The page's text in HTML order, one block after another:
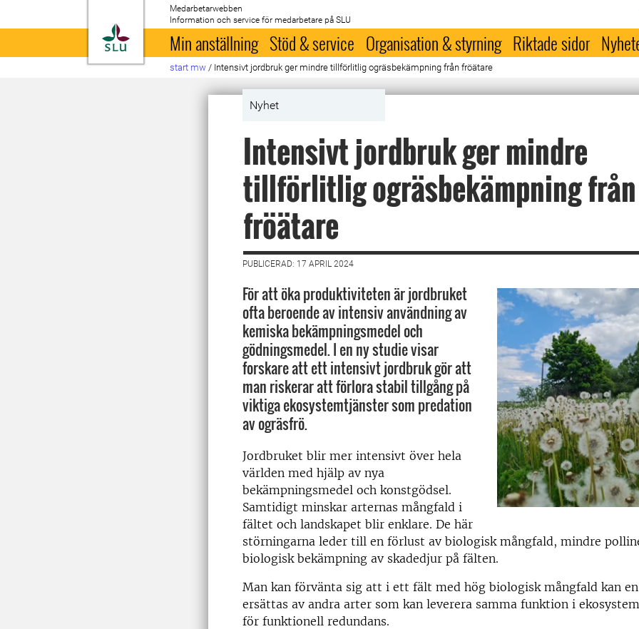
Till startsida
Medarbetarwebben
Information och service för medarbetare på SLU
Min anställning Stöd & service Organisation & styrning Riktade sidor
start mw / Intensivt jordbruk ger mindre tillförlitlig ogräsbekämpning från fröätare
Nyhet
Intensivt jordbruk ger mindre
tillförlitlig ogräsbekämpning från
fröätare
PUBLICERAD: 17 APRIL 2024
För att öka produktiviteten är jordbruket
ofta beroende av intensiv användning av
kemiska bekämpningsmedel och
gödningsmedel. I en ny studie visar
forskare att ett intensivt jordbruk gör att
man riskerar att förlora stabil tillgång på
viktiga ekosystemtjänster som predation
av ogräsfrö.
Jordbruket blir mer intensivt över hela
världen med hjälp av nya
bekämpningsmedel och konstgödsel.
Samtidigt minskar arternas mångfald i
fältet och landskapet blir enklare. De här
störningarna leder till en förlust av biologisk mångfald, mindre
biologisk bekämpning av skadedjur på fälten.
Man kan förvänta sig att i ett fält med hög biologisk mångfald kan
ersättas av andra arter som kan leverera samma funktion i
för funktionell redundans.